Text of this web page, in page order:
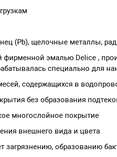
(Pb), щелочные металлы,
эмалью Delice ,
специально для
содержащихся в
без образования
многослойное покрытие
внешнего вида и цвета
загрязнению, образованию